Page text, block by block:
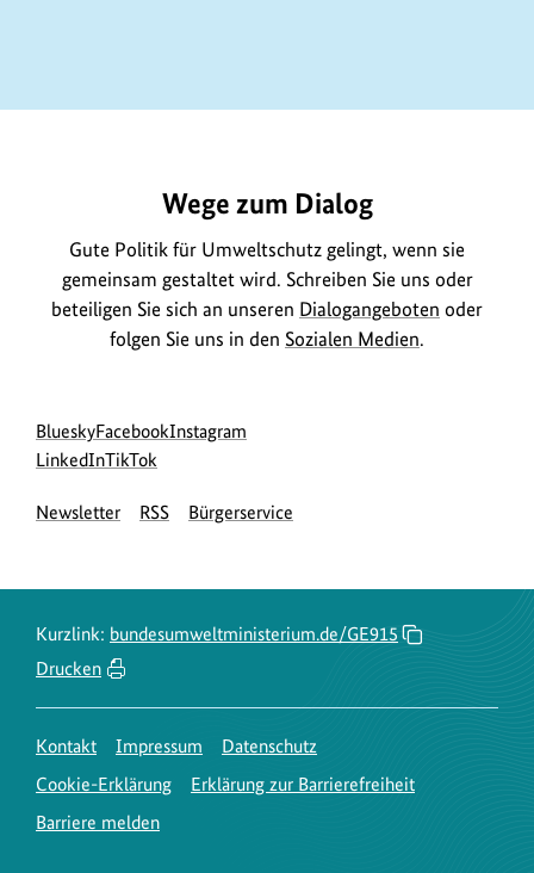
Wege zum Dialog
Gute Politik für Umweltschutz gelingt, wenn sie
gemeinsam gestaltet wird. Schreiben Sie uns oder
beteiligen Sie sich an unseren Dialogangeboten oder
folgen Sie uns in den Sozialen Medien.
Social
Media
Blueskyzur
Bluesky-
des
Facebookzur
des
Instagram
des
LinkedInzur
Seite
zur
Seite
TikTok
Newsletter RSS Bürgerservice
Kurzlink: bundesumweltministerium.de/GE915
Drucken
Kontakt Impressum
Datenschutz
Cookie-Erklärung
Erklärung zur Barrierefreiheit
Barriere melden